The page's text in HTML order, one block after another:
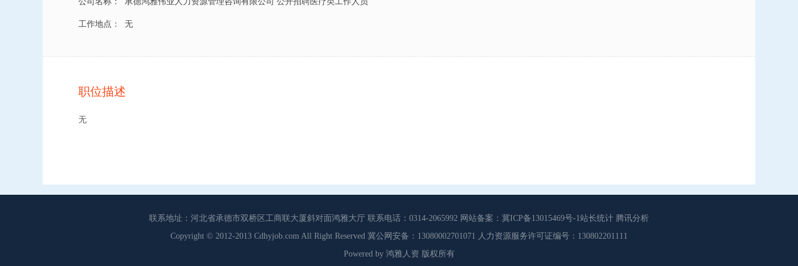
工作地点： 无
职位描述
无
联系地址：河北省承德市双桥区工商联大厦斜对面鸿雅大厅 联系电话：0314-2065992 网站备案：冀ICP备13015469号-1站长统计 腾讯分析
Copyright © 2012-2013 Cdhyjob.com All Right Reserved 冀公网安备：13080002701071 人力资源服务许可证编号：130802201111
Powered by 鸿雅人资 版权所有